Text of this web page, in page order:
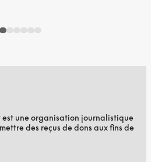
une organisation journalistique
des reçus de dons aux fins de